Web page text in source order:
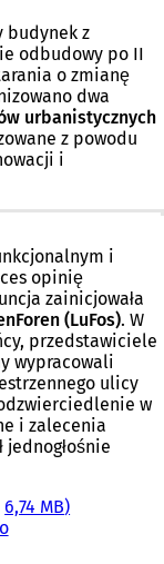
budynek z
odbudowy po II
o zmianę
dwa
urbanistycznych
z powodu
i
i
opinię
zainicjowała
(LuFos). W
przedstawiciele
wypracowali
ulicy
w
i zalecenia
jednogłośnie
6,74 MB
(